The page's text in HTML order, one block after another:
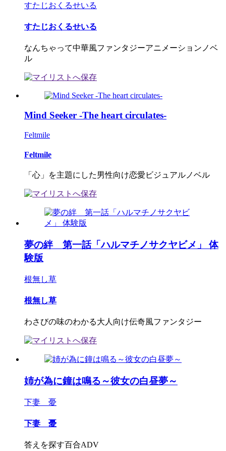
すたじおくるせいる
すたじおくるせいる
なんちゃって中華風ファンタジーアニメーションノベ
ル
Mind Seeker -The heart circulates-
Feltmile
Feltmile
「心」を主題にした男性向け恋愛ビジュアルノベル
夢の絆 第一話「ハルマチノサクヤビメ」 体
験版
根無し草
根無し草
わさびの味のわかる大人向け伝奇風ファンタジー
姉が為に鐘は鳴る～彼女の白昼夢～
下妻 憂
下妻 憂
答えを探す百合ADV